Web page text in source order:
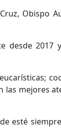
Obispo
desde 2017
mejores
esté